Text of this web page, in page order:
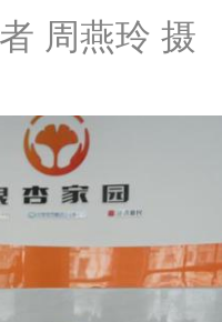
周燕玲 摄